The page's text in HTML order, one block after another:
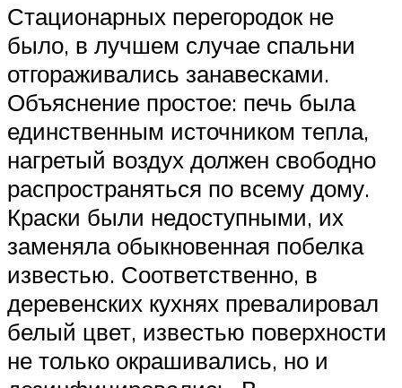
Стационарных перегородок не
было, в лучшем случае спальни
отгораживались занавесками.
Объяснение простое: печь была
единственным источником тепла,
нагретый воздух должен свободно
распространяться по всему дому.
Краски были недоступными, их
заменяла обыкновенная побелка
известью. Соответственно, в
деревенских кухнях превалировал
белый цвет, известью поверхности
не только окрашивались, но и